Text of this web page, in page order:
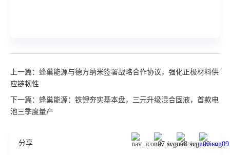
上一篇：蜂巢能源与德方纳米签署战略合作协议，强化正极材料供
应链韧性
下一篇：蜂巢能源：铁锂夯实基本盘，三元升级混合固液，首款电
池三季度量产
分享